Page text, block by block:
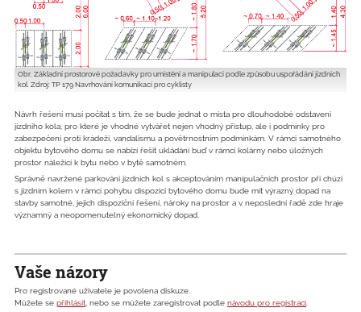
Obr. Základní prostorové požadavky pro umístění a manipulaci podle způsobu uspořádání jízdních
kol. Zdroj: TP 179 Navrhování komunikací pro cyklisty
Návrh řešení musí počítat s tím, že se bude jednat o místa pro dlouhodobé odstavení
jízdního kola, pro které je vhodné vytvářet nejen vhodný přístup, ale i podmínky pro
zabezpečení proti krádeži, vandalismu a povětrnostním podmínkám. V rámci samotného
objektu bytového domu se nabízí řešit ukládání buď v rámci kolárny nebo úložných
prostor náležící k bytu nebo v bytě samotném.
Správně navržené parkování jízdních kol s akceptováním manipulačních prostor při chůzi
s jízdním kolem v rámci pohybu dispozicí bytového domu bude mít výrazný dopad na
stavby samotné, jejich dispoziční řešení, nároky na prostor a v neposlední řadě zde hraje
významný a neopomenutelný ekonomický dopad.
Vaše názory
Pro registrované uživatele je povolena diskuze.
Můžete se přihlásit , nebo se můžete zaregistrovat podle návodu pro registraci